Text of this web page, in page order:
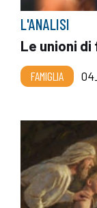
L'ANALISI
Le unioni
FAMIGLIA